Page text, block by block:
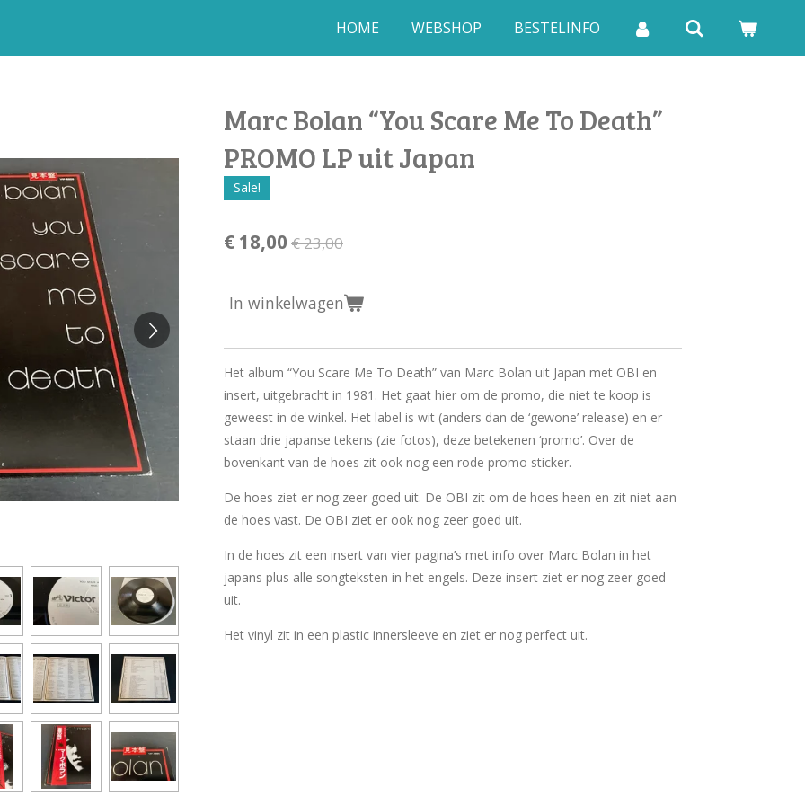
HOME WEBSHOP BESTELINFO
Marc Bolan “You Scare Me To Death”
PROMO LP uit Japan
Sale!
€ 18,00 € 23,00
In winkelwagen
Het album “You Scare Me To Death” van Marc Bolan uit Japan met OBI en
insert, uitgebracht in 1981. Het gaat hier om de promo, die niet te koop is
geweest in de winkel. Het label is wit (anders dan de ‘gewone’ release) en er
staan drie japanse tekens (zie fotos), deze betekenen ‘promo’. Over de
bovenkant van de hoes zit ook nog een rode promo sticker.
De hoes ziet er nog zeer goed uit. De OBI zit om de hoes heen en zit niet aan
de hoes vast. De OBI ziet er ook nog zeer goed uit.
In de hoes zit een insert van vier pagina’s met info over Marc Bolan in het
japans plus alle songteksten in het engels. Deze insert ziet er nog zeer goed
uit.
Het vinyl zit in een plastic innersleeve en ziet er nog perfect uit.